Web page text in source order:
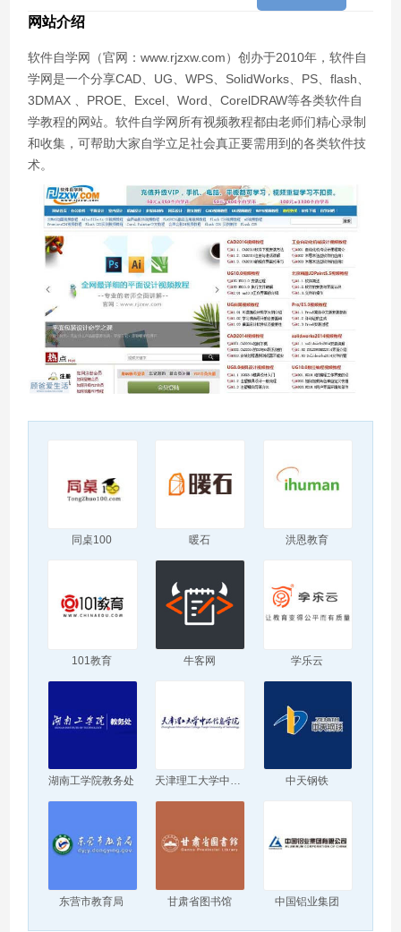
网站介绍
软件自学网（官网：www.rjzxw.com）创办于2010年，软件自
学网是一个分享CAD、UG、WPS、SolidWorks、PS、flash、
3DMAX 、PROE、Excel、Word、CorelDRAW等各类软件自
学教程的网站。软件自学网所有视频教程都由老师们精心录制
和收集，可帮助大家自学立足社会真正要需用到的各类软件技
术。
同桌100 暖石 洪恩教育
101教育 牛客网 学乐云
湖南工学院教务处 天津理工大学中环信息学院 中天钢铁
东营市教育局 甘肃省图书馆 中国铝业集团